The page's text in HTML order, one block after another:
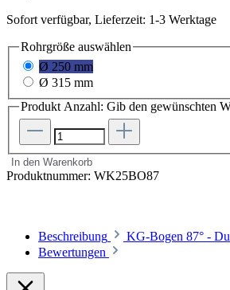
Sofort verfügbar, Lieferzeit: 1-3 Werktage
Rohrgröße auswählen
Ø 250 mm
Ø 315 mm
Produkt Anzahl: Gib den gewünschten
In den Warenkorb
Produktnummer: WK25BO87
Beschreibung KG-Bogen 87° -
Bewertungen